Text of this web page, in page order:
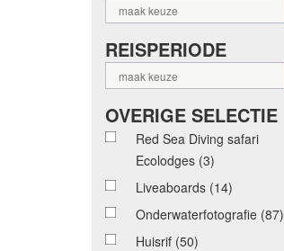
maak keuze
REISPERIODE
maak keuze
OVERIGE SELECTIE
Red Sea Diving safari
Ecolodges (3)
Liveaboards (14)
Onderwaterfotografie (87)
Huisrif (50)